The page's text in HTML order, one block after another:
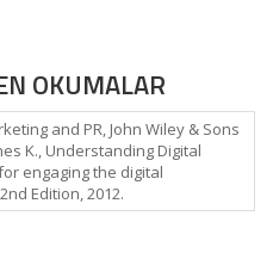
OKUMALAR
and PR, John Wiley & Sons
K., Understanding Digital
engaging the digital
Edition, 2012.